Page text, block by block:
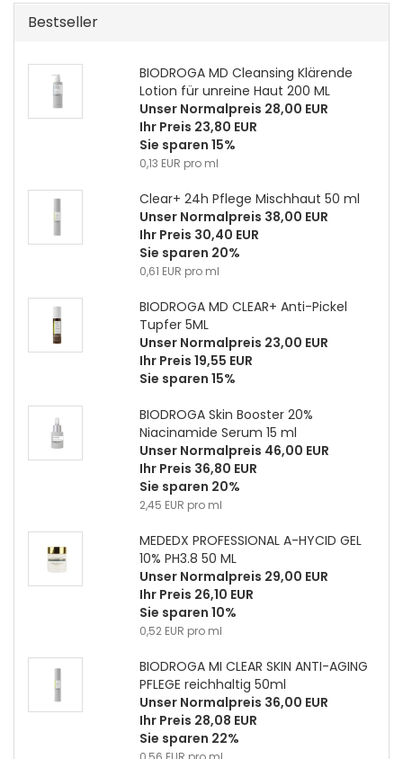
Bestseller
BIODROGA MD Cleansing Klärende
Lotion für unreine Haut 200 ML
Unser Normalpreis 28,00 EUR
Ihr Preis 23,80 EUR
Sie sparen 15%
0,13 EUR pro ml
Clear+ 24h Pflege Mischhaut 50 ml
Unser Normalpreis 38,00 EUR
Ihr Preis 30,40 EUR
Sie sparen 20%
0,61 EUR pro ml
BIODROGA MD CLEAR+ Anti-Pickel
Tupfer 5ML
Unser Normalpreis 23,00 EUR
Ihr Preis 19,55 EUR
Sie sparen 15%
BIODROGA Skin Booster 20%
Niacinamide Serum 15 ml
Unser Normalpreis 46,00 EUR
Ihr Preis 36,80 EUR
Sie sparen 20%
2,45 EUR pro ml
MEDEDX PROFESSIONAL A-HYCID GEL
10% PH3.8 50 ML
Unser Normalpreis 29,00 EUR
Ihr Preis 26,10 EUR
Sie sparen 10%
0,52 EUR pro ml
BIODROGA MI CLEAR SKIN ANTI-AGING
PFLEGE reichhaltig 50ml
Unser Normalpreis 36,00 EUR
Ihr Preis 28,08 EUR
Sie sparen 22%